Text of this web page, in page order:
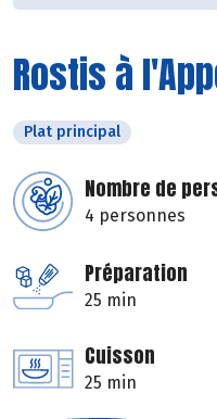
Rostis à
Plat principal
Nombre de
4 personnes
Préparation
25 min
Cuisson
25 min